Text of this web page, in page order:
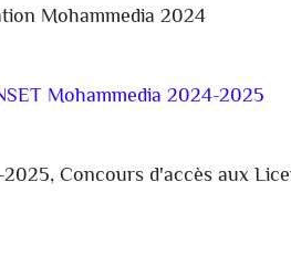
Mohammedia 2024
Mohammedia 2024-2025
Concours d'accès aux